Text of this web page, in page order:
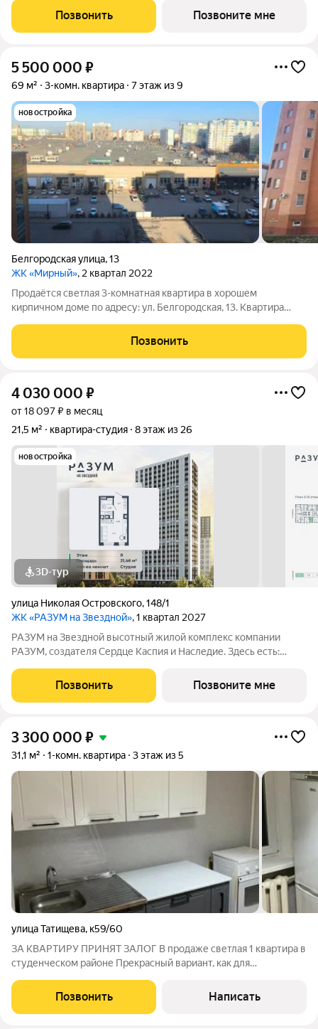
«город в городе». Это 4 квартала 18 домов от 10 до 18 этажей с
собственными школой,
Позвонить Позвоните мне
5 500 000 ₽
69 м² 3-комн. квартира 7 этаж из 9
новостройка
Белгородская улица,13
ЖК «Мирный», 2 квартал 2022
Продаётся светлая 3-комнатная квартира в хорошем
кирпичном доме по адресу: ул. Белгородская, 13. Квартира
отдельные комнаты, просторная кухня, раздельный санузел,
Позвонить
4 030 000 ₽
от 18 097 ₽ в месяц
21,5 м²
квартира-студия 8 этаж из 26
новостройка
3D-тур
улица Николая Островского,148/1
ЖК «РАЗУМ на Звездной», 1 квартал 2027
РАЗУМ на Звездной высотный жилой комплекс компании
РАЗУМ, создателя Сердце Каспия и Наследие. Здесь есть:
транспортная доступность. Три 26-этажных дома
расположены в границах ул. Звездной и Николая
Позвонить Позвоните мне
3 300 000 ₽
31,1 м² 1-комн. квартира 3 этаж из 5
улица Татищева, к59/60
ЗА КВАРТИРУ ПРИНЯТ ЗАЛОГ В продаже светлая 1 квартира в
студенческом районе Прекрасный вариант, как для
КВАРТИРЫ Построенный по панельной технологии
строительства в 1966 г. Открытая парковка
Позвонить Написать